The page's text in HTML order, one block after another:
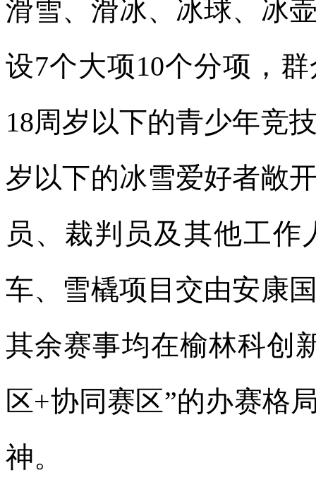
滑雪、滑冰、冰球、冰
设7个大项10个分项，
18周岁以下的青少年竞
岁以下的冰雪爱好者敞
员、裁判员及其他工作
车、雪橇项目交由安康
其余赛事均在榆林科创
区+协同赛区”的办赛格
神。